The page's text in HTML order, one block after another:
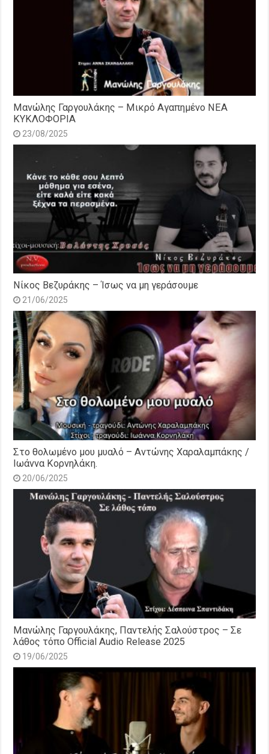
Μανώλης Γαργουλάκης – Μικρό Αγαπημένο NEΑ
ΚΥΚΛΟΦΟΡΙΑ
23/08/2025
Νίκος Βεζυράκης – Ίσως να μη γεράσουμε
21/06/2025
Στο θολωμένο μου μυαλό – Αντώνης Χαραλαμπάκης /
Ιωάννα Κορνηλάκη.
20/06/2025
Μανώλης Γαργουλάκης, Παντελής Σαλούστρος – Σε
λάθος τόπο Official Audio Release 2025
19/06/2025